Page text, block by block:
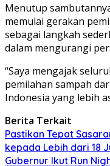
Menutup
memulai gerakan
sebagai langkah
dalam mengurangi
“Saya mengajak
pemilahan sampah
Indonesia yang lebih
Berita Terkait
Pastikan Tepat
kepada Lebih dari 18
Gubernur Ikut Run